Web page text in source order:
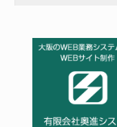
ァ
イ
ル
を
渡
す